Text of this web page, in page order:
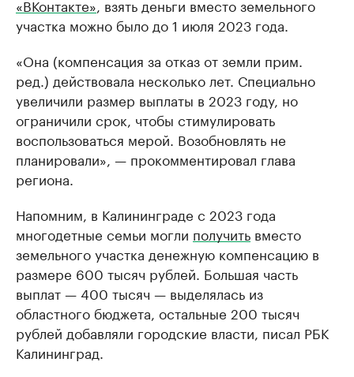
«ВКонтакте» , взять деньги вместо земельного
участка можно было до 1 июля 2023 года.
«Она (компенсация за отказ от земли прим.
ред.) действовала несколько лет. Специально
увеличили размер выплаты в 2023 году, но
ограничили срок, чтобы стимулировать
воспользоваться мерой. Возобновлять не
планировали», — прокомментировал глава
региона.
Напомним, в Калининграде с 2023 года
многодетные семьи могли получить вместо
земельного участка денежную компенсацию в
размере 600 тысяч рублей. Большая часть
выплат — 400 тысяч — выделялась из
областного бюджета, остальные 200 тысяч
рублей добавляли городские власти, писал РБК
Калининград.